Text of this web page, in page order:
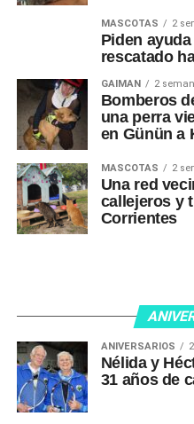
MASCOTAS 2
Piden
rescatado
GAIMAN 2
Bomberos
una perra
en Günün a
MASCOTAS 2
Una red
callejeros y
Corrientes
ANIVERSARIOS
Nélida y
31 años de